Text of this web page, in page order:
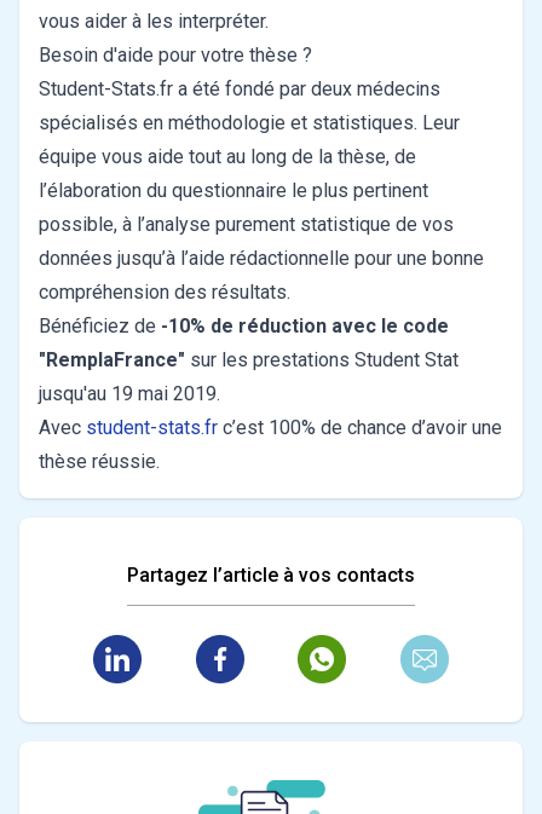
vous aider à les interpréter.
Besoin d'aide pour votre thèse ?
Student-Stats.fr a été fondé par deux médecins
spécialisés en méthodologie et statistiques. Leur
équipe vous aide tout au long de la thèse, de
l’élaboration du questionnaire le plus pertinent
possible, à l’analyse purement statistique de vos
données jusqu’à l’aide rédactionnelle pour une bonne
compréhension des résultats.
Bénéficiez de -10% de réduction avec le code
"RemplaFrance" sur les prestations Student Stat
jusqu'au 19 mai 2019.
Avec student-stats.fr c’est 100% de chance d’avoir une
thèse réussie.
Partagez l’article à vos contacts